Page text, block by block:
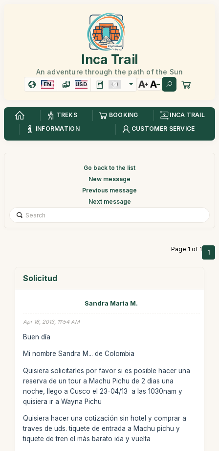
Inca Trail
An adventure through the path of the Sun
EN USD
TREKS BOOKING
INCA TRAIL
INFORMATION
CUSTOMER SERVICE
Go back to the list
New message
Previous message
Next message
Page 1 of 1 1
Solicitud
Sandra Maria M.
Apr 16, 2013, 11:54 AM
Buen día
Mi nombre Sandra M... de Colombia
Quisiera solicitarles por favor si es posible hacer una
reserva de un tour a Machu Pichu de 2 dias una
noche, llego a Cusco el 23-04/13 a las 1030nam y
quisiera ir a Wayna Pichu
Quisiera hacer una cotización sin hotel y comprar a
traves de uds. tiquete de entrada a Machu pichu y
tiquete de tren el más barato ida y vuelta